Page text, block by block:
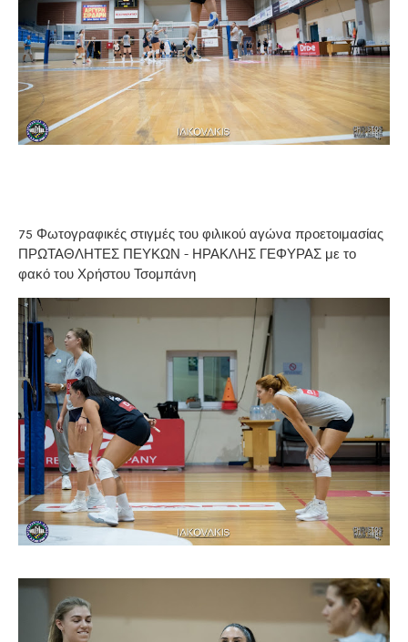
75 Φωτογραφικές στιγμές του φιλικού αγώνα προετοιμασίας
ΠΡΩΤΑΘΛΗΤΕΣ ΠΕΥΚΩΝ - ΗΡΑΚΛΗΣ ΓΕΦΥΡΑΣ με το
φακό του Χρήστου Τσομπάνη